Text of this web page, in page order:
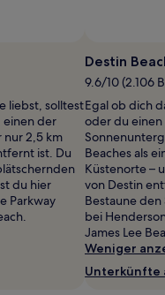
Foto
von
Brad
Taylor
liebst, solltest
einen der
2,5 km
ist. Du
du hier
Parkway
Destin
9.6/10 (2.106
Egal ob dich
oder du
Beaches als
Küstenorte –
von Destin
Bestaune
bei
James Lee
Weniger
Unterkünfte